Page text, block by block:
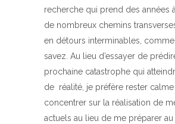
recherche qui prend des années
de nombreux chemins
en détours interminables,
savez. Au lieu d’essayer de
prochaine catastrophe qui
de réalité, je préfère rester
concentrer sur la réalisation de
actuels au lieu de me préparer au